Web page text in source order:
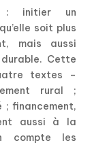
: initier un
soit plus
mais aussi
Cette
textes –
rural ;
; financement,
aussi à la
compte les